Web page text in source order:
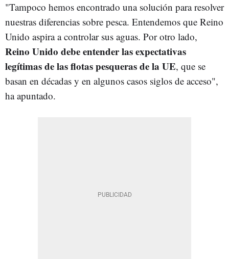
"Tampoco hemos encontrado una solución para resolver
nuestras diferencias sobre pesca. Entendemos que Reino
Unido aspira a controlar sus aguas. Por otro lado,
Reino Unido debe entender las expectativas
legítimas de las flotas pesqueras de la UE, que se
basan en décadas y en algunos casos siglos de acceso",
ha apuntado.